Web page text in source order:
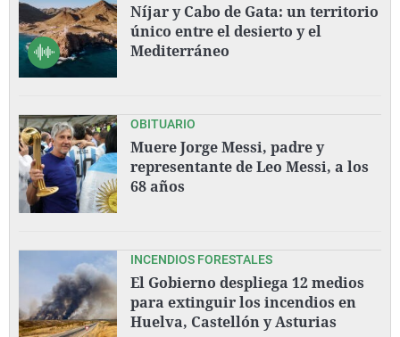
Níjar y Cabo de Gata: un territorio
único entre el desierto y el
Mediterráneo
OBITUARIO
Muere Jorge Messi, padre y
representante de Leo Messi, a los
68 años
INCENDIOS FORESTALES
El Gobierno despliega 12 medios
para extinguir los incendios en
Huelva, Castellón y Asturias